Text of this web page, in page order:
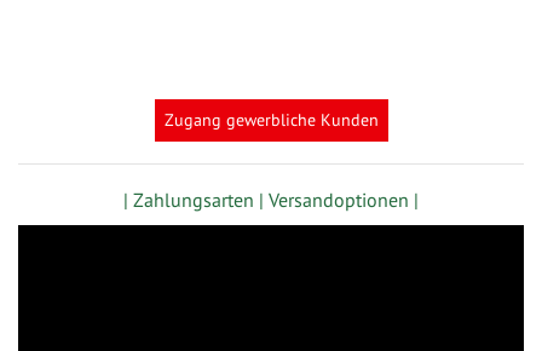
Zugang gewerbliche Kunden
| Zahlungsarten | Versandoptionen |